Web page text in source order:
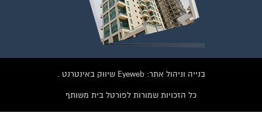
בנייה וניהול אתר: Eyeweb שיווק באינטרנט .
כל הזכויות שמורות לפורטל בית משותף